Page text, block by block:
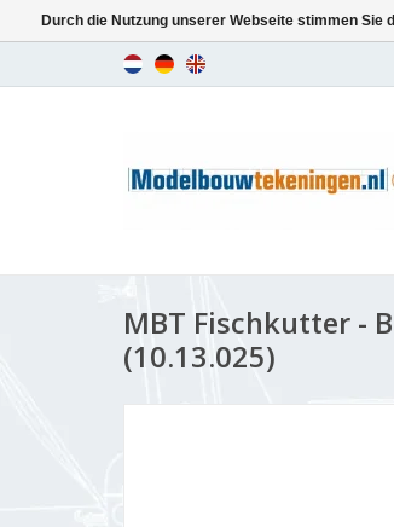
MBT Fischkutter -
(10.13.025)
Durch die Nutzung unserer Webseite stimmen Sie